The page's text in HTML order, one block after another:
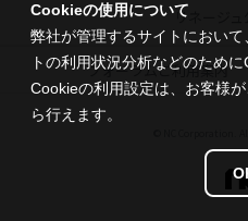
リネージュ
フォーラムご利用案内
Cookieの使用について
弊社が管理するサイトにおい
トの利用状況分析などのため
Cookieの利用設定は、お客様
ら行えます。